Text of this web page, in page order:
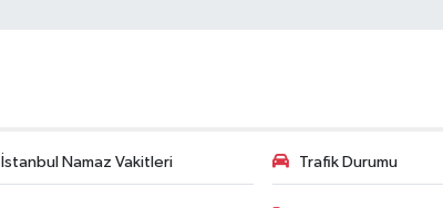
İstanbul Namaz Vakitleri Trafik Durumu